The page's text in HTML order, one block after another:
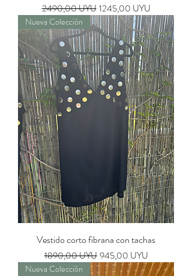
Precio
2490,00 UYU Precio de oferta
1245,00 UYU
Nueva Colección
Vestido corto fibrana con tachas
Precio
1890,00 UYU Precio de oferta
945,00 UYU
Nueva Colección